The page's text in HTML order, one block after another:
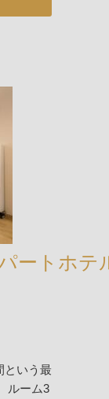
ートホテ
という最
ルーム3